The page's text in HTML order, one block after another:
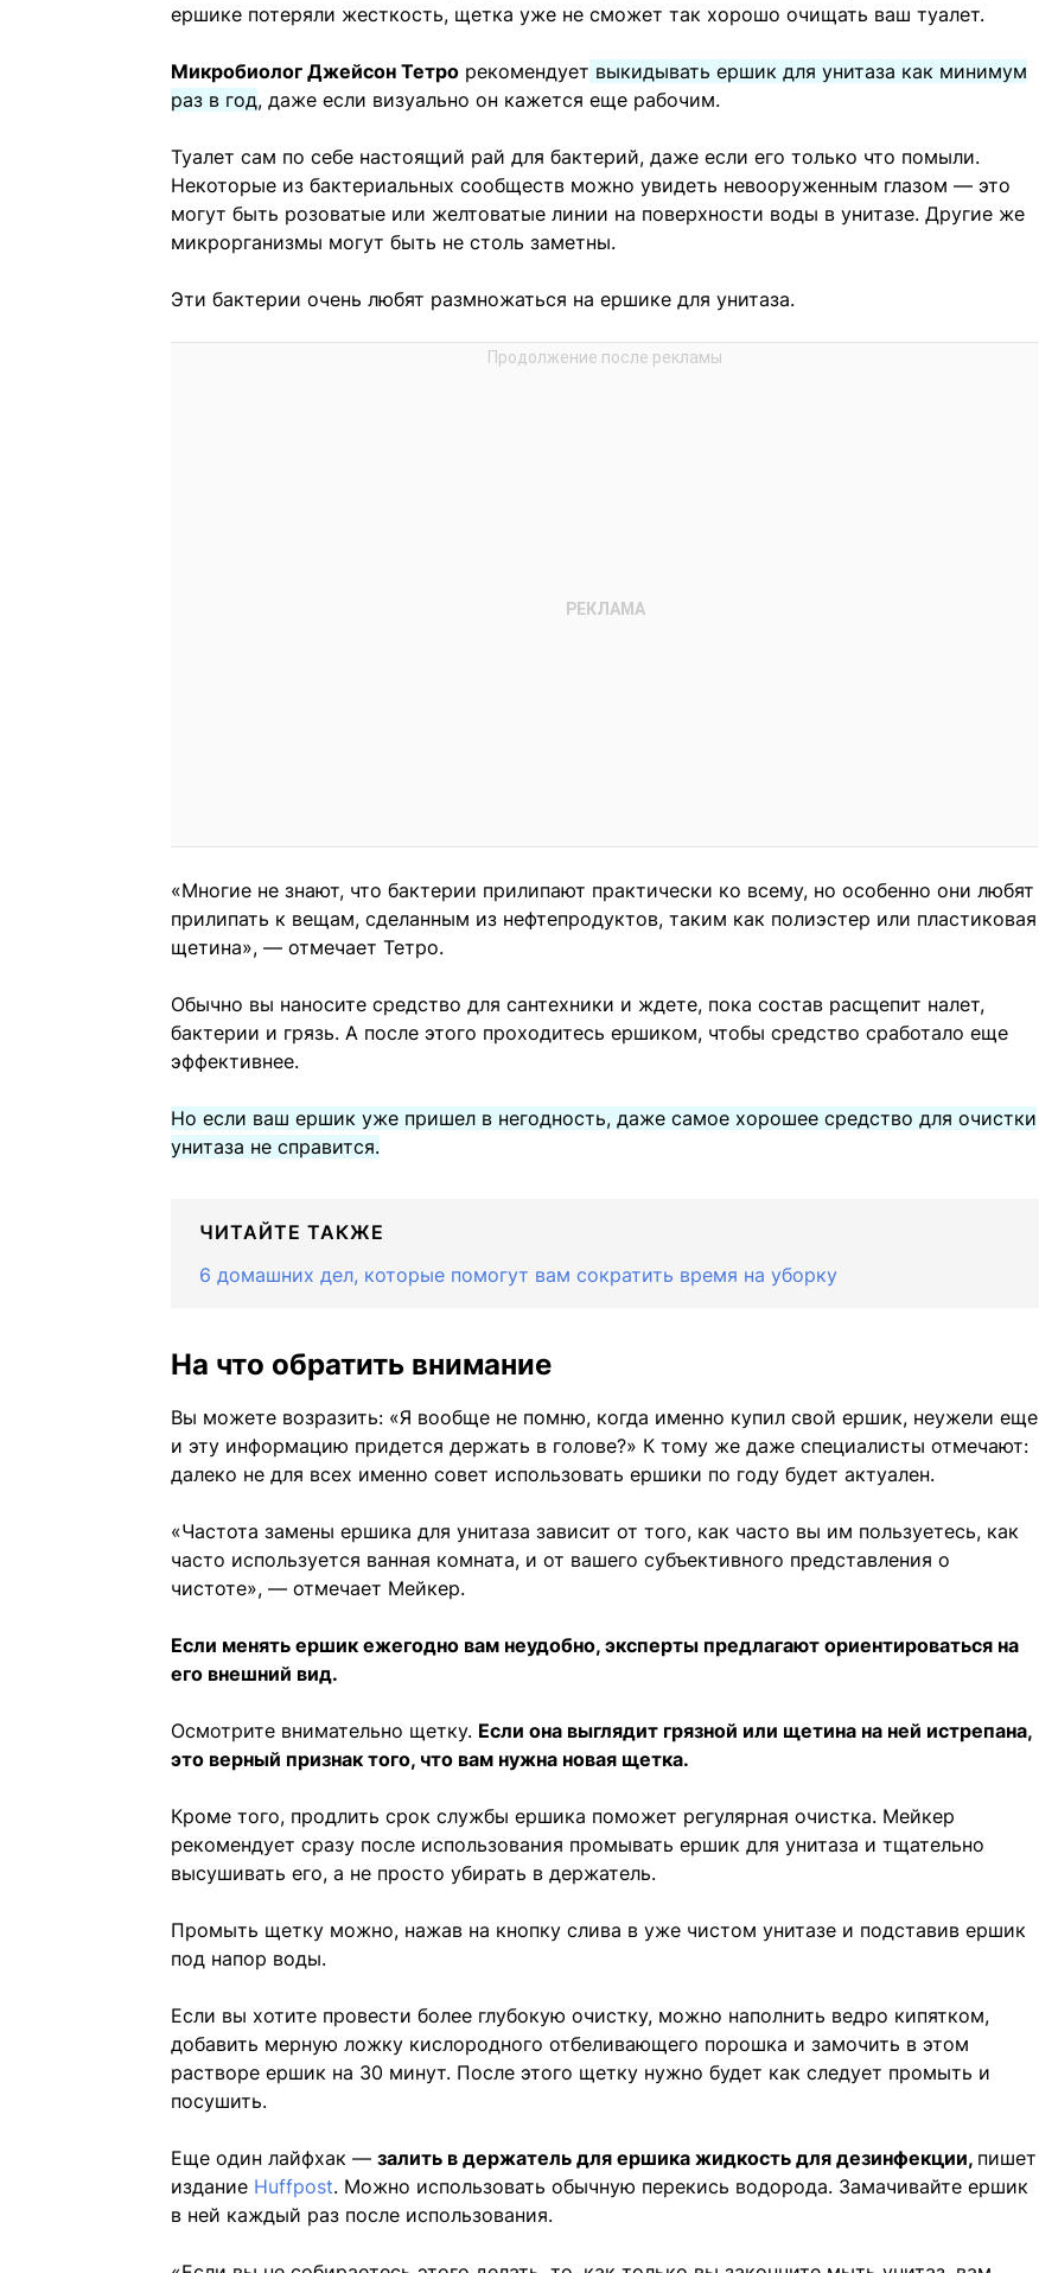
ершике потеряли жесткость, щетка уже не сможет так хорошо очищать ваш туалет.
Микробиолог Джейсон Тетро рекомендует выкидывать ершик для унитаза как минимум
раз в год, даже если визуально он кажется еще рабочим.
Туалет сам по себе настоящий рай для бактерий, даже если его только что помыли.
Некоторые из бактериальных сообществ можно увидеть невооруженным глазом — это
могут быть розоватые или желтоватые линии на поверхности воды в унитазе. Другие же
микрорганизмы могут быть не столь заметны.
Эти бактерии очень любят размножаться на ершике для унитаза.
«Многие не знают, что бактерии прилипают практически ко всему, но особенно они любят
прилипать к вещам, сделанным из нефтепродуктов, таким как полиэстер или пластиковая
щетина», — отмечает Тетро.
Обычно вы наносите средство для сантехники и ждете, пока состав расщепит налет,
бактерии и грязь. А после этого проходитесь ершиком, чтобы средство сработало еще
эффективнее.
Но если ваш ершик уже пришел в негодность, даже самое хорошее средство для очистки
унитаза не справится.
ЧИТАЙТЕ ТАКЖЕ
6 домашних дел, которые помогут вам сократить время на уборку
На что обратить внимание
Вы можете возразить: «Я вообще не помню, когда именно купил свой ершик, неужели еще
и эту информацию придется держать в голове?» К тому же даже специалисты отмечают:
далеко не для всех именно совет использовать ершики по году будет актуален.
«Частота замены ершика для унитаза зависит от того, как часто вы им пользуетесь, как
часто используется ванная комната, и от вашего субъективного представления о
чистоте», — отмечает Мейкер.
Если менять ершик ежегодно вам неудобно, эксперты предлагают ориентироваться на
его внешний вид.
Осмотрите внимательно щетку. Если она выглядит грязной или щетина на ней истрепана,
это верный признак того, что вам нужна новая щетка.
Кроме того, продлить срок службы ершика поможет регулярная очистка. Мейкер
рекомендует сразу после использования промывать ершик для унитаза и тщательно
высушивать его, а не просто убирать в держатель.
Промыть щетку можно, нажав на кнопку слива в уже чистом унитазе и подставив ершик
под напор воды.
Если вы хотите провести более глубокую очистку, можно наполнить ведро кипятком,
добавить мерную ложку кислородного отбеливающего порошка и замочить в этом
растворе ершик на 30 минут. После этого щетку нужно будет как следует промыть и
посушить.
Еще один лайфхак — залить в держатель для ершика жидкость для дезинфекции, пишет
издание Huffpost. Можно использовать обычную перекись водорода. Замачивайте ершик
в ней каждый раз после использования.